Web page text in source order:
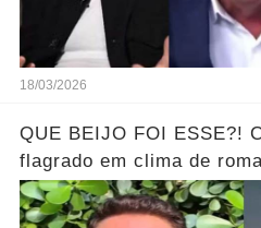
18/03/2026
QUE BEIJO FOI ESSE?!
flagrado em clima de
misteriosa em uma praia